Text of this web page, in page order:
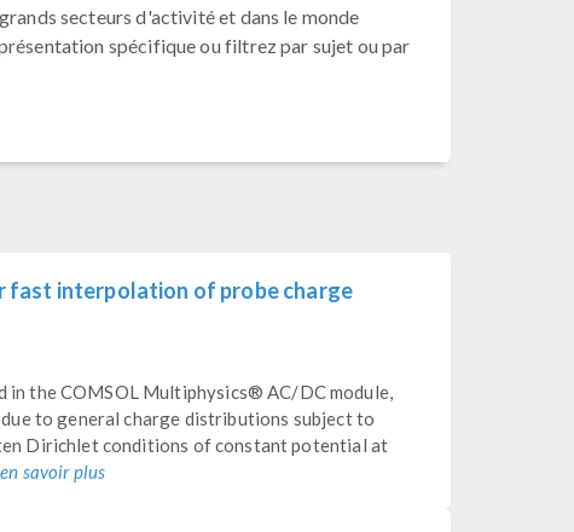
secteurs d'activité et dans le monde
spécifique ou filtrez par sujet ou par
interpolation of probe charge
in the COMSOL Multiphysics® AC/DC module,
to general charge distributions subject to
Dirichlet conditions of constant potential at
en savoir plus